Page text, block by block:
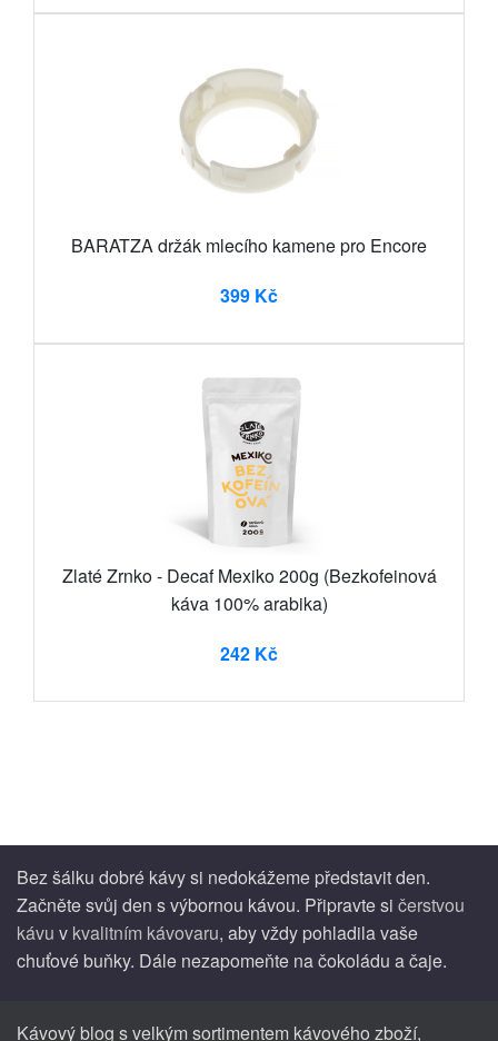
BARATZA držák mlecího kamene pro Encore
399 Kč
Zlaté Zrnko - Decaf Mexiko 200g (Bezkofeinová
káva 100% arabika)
242 Kč
Bez šálku dobré kávy si nedokážeme představit den.
Začněte svůj den s výbornou kávou. Připravte si čerstvou
kávu v kvalitním kávovaru, aby vždy pohladila vaše
chuťové buňky. Dále nezapomeňte na čokoládu a čaje.
Kávový blog s velkým sortimentem kávového zboží,